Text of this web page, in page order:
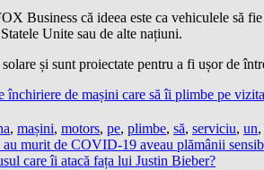
Business că ideea este ca vehiculele să
Unite sau de alte națiuni.
și sunt proiectate pentru a fi ușor de
închiriere de mașini care să îi plimbe pe
, mașini, motors, pe, plimbe, să, serviciu, un,
murit de COVID-19 aveau plămânii
care îi atacă fața lui Justin Bieber?